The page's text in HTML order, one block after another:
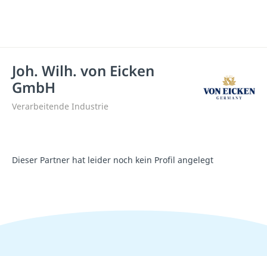
Joh. Wilh. von Eicken
GmbH
Verarbeitende Industrie
Dieser Partner hat leider noch kein Profil angelegt